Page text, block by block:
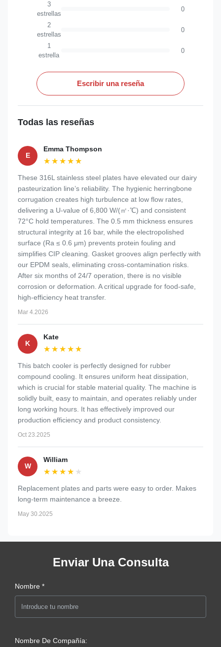
3
estrellas
0
2
estrellas
0
1
estrella
0
Escribir una reseña
Todas las reseñas
E
Emma Thompson
★★★★★
★★★★★
These 316L stainless steel plates have elevated our dairy
pasteurization line’s reliability. The hygienic herringbone
corrugation creates high turbulence at low flow rates,
delivering a U-value of 6,800 W/(㎡·℃) and consistent
72°C hold temperatures. The 0.5 mm thickness ensures
structural integrity at 16 bar, while the electropolished
surface (Ra ≤ 0.6 μm) prevents protein fouling and
simplifies CIP cleaning. Gasket grooves align perfectly with
our EPDM seals, eliminating cross-contamination risks.
After six months of 24/7 operation, there is no visible
corrosion or deformation. A critical upgrade for food-safe,
high-efficiency heat transfer.
Mar 4.2026
K
Kate
★★★★★
★★★★★
This batch cooler is perfectly designed for rubber
compound cooling. It ensures uniform heat dissipation,
which is crucial for stable material quality. The machine is
solidly built, easy to maintain, and operates reliably under
long working hours. It has effectively improved our
production efficiency and product consistency.
Oct 23.2025
W
William
★★★★★
★★★★★
Replacement plates and parts were easy to order. Makes
long-term maintenance a breeze.
May 30.2025
Enviar Una Consulta
Nombre *
Nombre De Compañía: